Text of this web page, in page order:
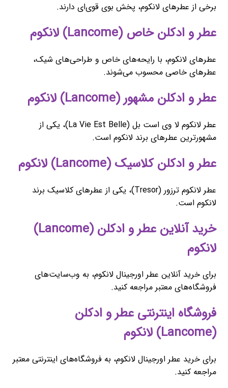
برخی از عطرهای لانکوم، پخش بوی قوی‌ای دارند.
عطر و ادکلن خاص (Lancome) لانکوم
عطرهای لانکوم، با رایحه‌های خاص و طراحی‌های شیک،
عطرهای خاصی محسوب می‌شوند.
عطر و ادکلن مشهور (Lancome) لانکوم
عطر لانکوم لا وی است بل (La Vie Est Belle)، یکی از
مشهورترین عطرهای برند لانکوم است.
عطر و ادکلن کلاسیک (Lancome) لانکوم
عطر لانکوم ترزور (Tresor)، یکی از عطرهای کلاسیک برند
لانکوم است.
خرید آنلاین عطر و ادکلن (Lancome)
لانکوم
برای خرید آنلاین عطر اورجینال لانکوم، به وب‌سایت‌های
فروشگاه‌های معتبر مراجعه کنید.
فروشگاه اینترنتی عطر و ادکلن
(Lancome) لانکوم
برای خرید عطر اورجینال لانکوم، به فروشگاه‌های اینترنتی معتبر
مراجعه کنید.